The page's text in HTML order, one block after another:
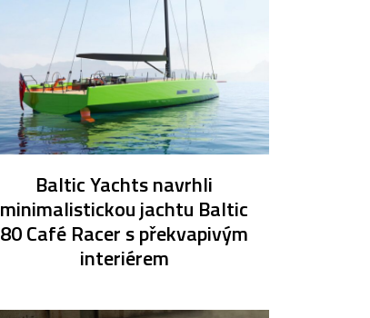
Baltic Yachts navrhli
minimalistickou jachtu Baltic
80 Café Racer s překvapivým
interiérem